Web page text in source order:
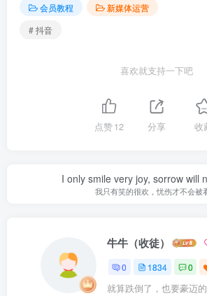
会员教程
新媒体运营
# 抖音
喜欢就支持一下吧
点赞12 分享 收
I only smile very joy, sorrow will
我只有笑的很欢，忧伤才不会被
牛牛（收徒）
0 1834 0
就算跌倒了，也要豪迈